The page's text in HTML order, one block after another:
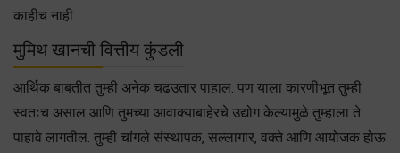
काहीच नाही.
मुमिथ खानची वित्तीय कुंडली
आर्थिक बाबतीत तुम्ही अनेक चढउतार पाहाल. पण याला कारणीभूत तुम्ही
स्वतःच असाल आणि तुमच्या आवाक्याबाहेरचे उद्योग केल्यामुळे तुम्हाला ते
पाहावे लागतील. तुम्ही चांगले संस्थापक, सल्लागार, वक्ते आणि आयोजक होऊ